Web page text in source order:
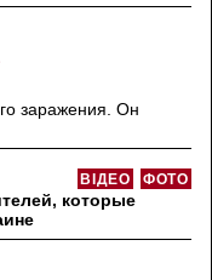
заражения. Он
ФОТО
ВІДЕО
которые